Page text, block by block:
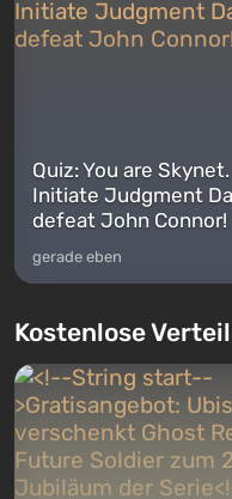
Quiz: You are Skynet.
Initiate Judgment
defeat John Connor!
gerade eben
Kostenlose